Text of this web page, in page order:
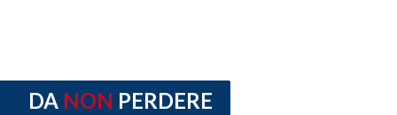
DA NON PERDERE